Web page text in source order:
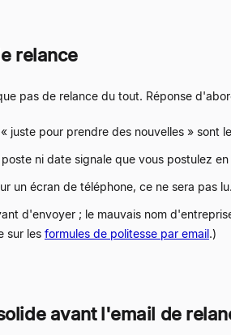
relance
pas de relance du tout. Réponse
juste pour prendre des nouvelles » sont
ni date signale que vous postulez en
un écran de téléphone, ce ne sera pas lu.
d'envoyer ; le mauvais nom
sur les formules de politesse par email.)
avant l'email de